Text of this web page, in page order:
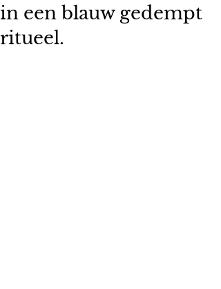
in een blauw gedempt
ritueel.